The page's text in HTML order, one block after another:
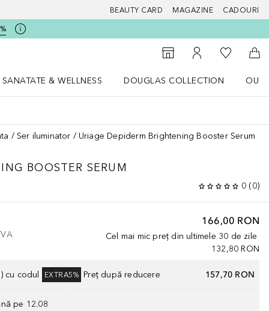
BEAUTY CARD MAGAZINE CADOURI
Către Găsire magazin
Către Contul meu
Către
SANATATE & WELLNESS
DOUGLAS COLLECTION
Ser iluminator Uriage Depiderm Brightening Booster Serum
BOOSTER SERUM
0 (0)
166,00 RON
Cel mai mic preț din ultimele 30 de zile
132,80 RON
cu codul EXTRA5% Preț după reducere 157,70 RON
pe 12.08